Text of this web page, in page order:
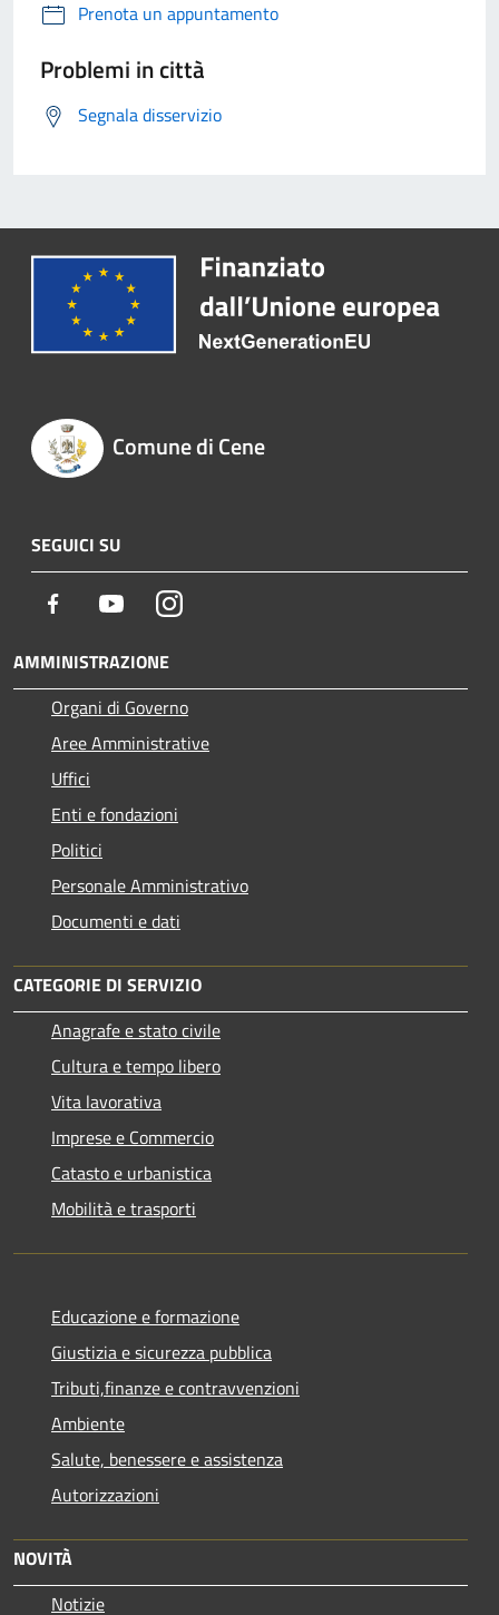
Prenota un appuntamento
Problemi in città
Segnala disservizio
Comune di Cene
SEGUICI SU
Facebook YoutubeInstagram
AMMINISTRAZIONE
Organi di Governo
Aree Amministrative
Uffici
Enti e fondazioni
Politici
Personale Amministrativo
Documenti e dati
CATEGORIE DI SERVIZIO
Anagrafe e stato civile
Cultura e tempo libero
Vita lavorativa
Imprese e Commercio
Catasto e urbanistica
Mobilità e trasporti
Educazione e formazione
Giustizia e sicurezza pubblica
Tributi,finanze e contravvenzioni
Ambiente
Salute, benessere e assistenza
Autorizzazioni
NOVITÀ
Notizie